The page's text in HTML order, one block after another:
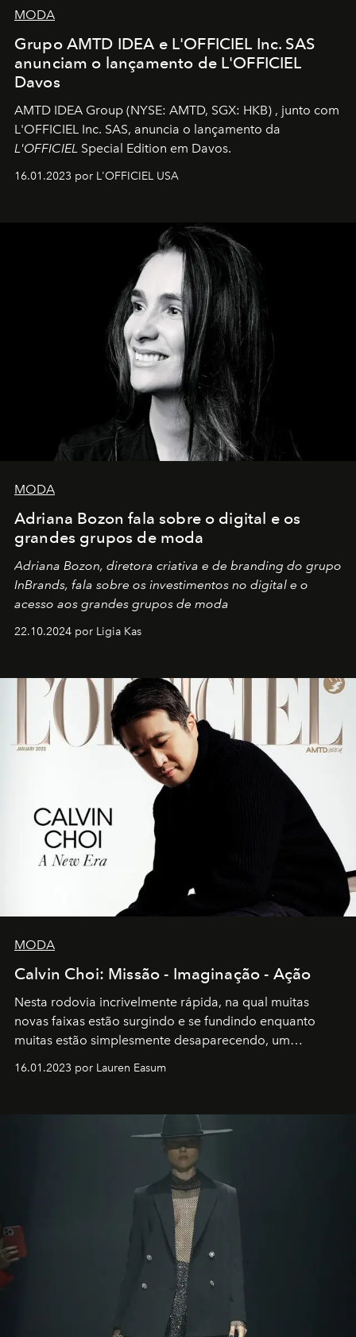
MODA
Grupo AMTD IDEA e L'OFFICIEL Inc. SAS
anunciam o lançamento de L'OFFICIEL
Davos
AMTD IDEA Group (NYSE: AMTD, SGX: HKB) , junto com
L'OFFICIEL Inc. SAS, anuncia o lançamento da
L'OFFICIEL Special Edition em Davos.
16.01.2023 por L'OFFICIEL USA
MODA
Adriana Bozon fala sobre o digital e os
grandes grupos de moda
Adriana Bozon, diretora criativa e de branding do grupo
InBrands, fala sobre os investimentos no digital e o
acesso aos grandes grupos de moda
22.10.2024 por Ligia Kas
MODA
Calvin Choi: Missão - Imaginação - Ação
Nesta rodovia incrivelmente rápida, na qual muitas
novas faixas estão surgindo e se fundindo enquanto
muitas estão simplesmente desaparecendo, um
transportador AMTD abrindo caminho para muitos
por propósitos, com um claro senso de missão na vida e
16.01.2023 por Lauren Easum